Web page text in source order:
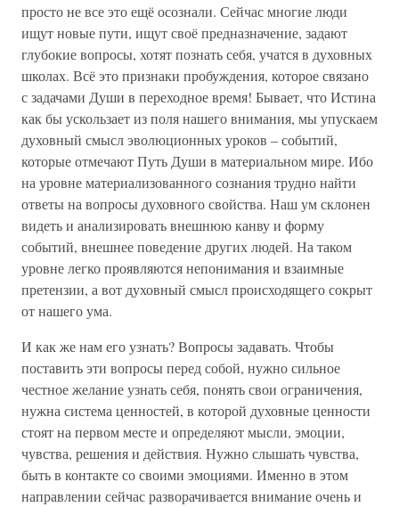
просто не все это ещё осознали. Сейчас многие люди
ищут новые пути, ищут своё предназначение, задают
глубокие вопросы, хотят познать себя, учатся в духовных
школах. Всё это признаки пробуждения, которое связано
с задачами Души в переходное время! Бывает, что Истина
как бы ускользает из поля нашего внимания, мы упускаем
духовный смысл эволюционных уроков – событий,
которые отмечают Путь Души в материальном мире. Ибо
на уровне материализованного сознания трудно найти
ответы на вопросы духовного свойства. Наш ум склонен
видеть и анализировать внешнюю канву и форму
событий, внешнее поведение других людей. На таком
уровне легко проявляются непонимания и взаимные
претензии, а вот духовный смысл происходящего сокрыт
от нашего ума.
И как же нам его узнать? Вопросы задавать. Чтобы
поставить эти вопросы перед собой, нужно сильное
честное желание узнать себя, понять свои ограничения,
нужна система ценностей, в которой духовные ценности
стоят на первом месте и определяют мысли, эмоции,
чувства, решения и действия. Нужно слышать чувства,
быть в контакте со своими эмоциями. Именно в этом
направлении сейчас разворачивается внимание очень и